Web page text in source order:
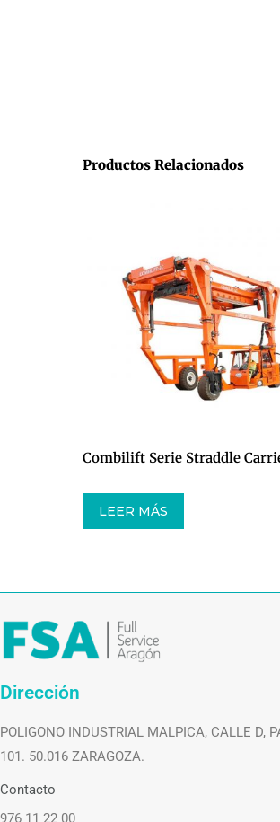
Productos Relacionados
Combilift Serie Straddle
LEER MÁS
Dirección
POLIGONO INDUSTRIAL MALPICA, CALLE D,
101. 50.016 ZARAGOZA.
Contacto
976 11 22 00